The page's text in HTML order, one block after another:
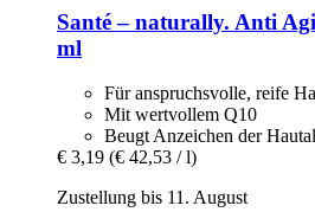
Santé – naturally. Anti
ml
Für anspruchsvolle, reife
Mit wertvollem Q10
Beugt Anzeichen der
€ 3,19 (€ 42,53 / l)
Zustellung bis 11. August